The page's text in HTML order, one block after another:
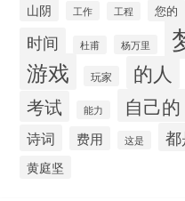
山阴 工作 工程 您的
时间 杜甫 杨万里
游戏 玩家 的人
考试 能力 自己的
诗词 费用 这是
黄庭坚